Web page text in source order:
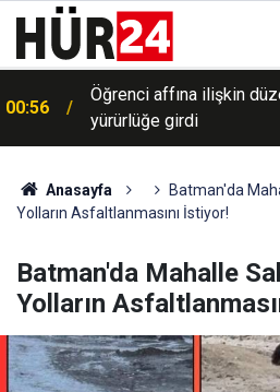
00:56
Öğrenci affına ilişkin
yürürlüğe girdi
Anasayfa
Batman'da
Yolların Asfaltlanmasını İstiyor!
Batman'da Mahalle
Yolların